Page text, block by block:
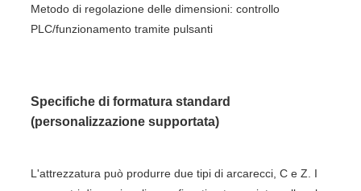
Metodo di regolazione delle dimensioni: controllo
PLC/funzionamento tramite pulsanti
Specifiche di formatura standard
(personalizzazione supportata)
L'attrezzatura può produrre due tipi di arcarecci, C e Z. I